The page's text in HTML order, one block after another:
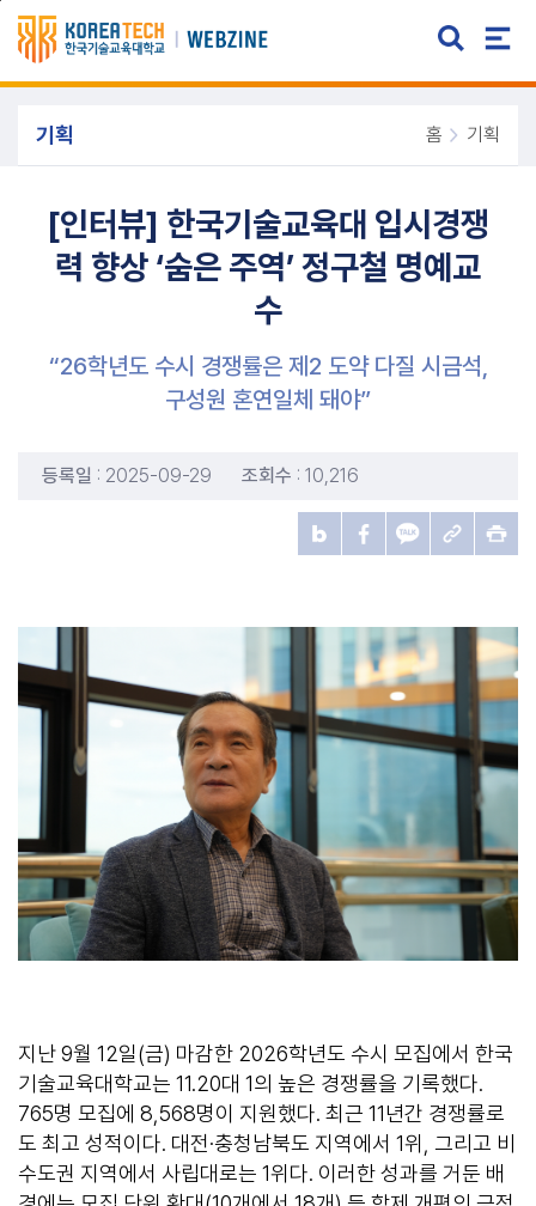
주메뉴 바로가기
본문 바로가기
기획 홈 기획
[인터뷰] 한국기술교육대 입시경쟁
력 향상 ‘숨은 주역’ 정구철 명예교
수
“26학년도 수시 경쟁률은 제2 도약 다질 시금석,
구성원 혼연일체 돼야”
등록일 : 2025-09-29 조회수 : 10,216
지난 9월 12일(금) 마감한 2026학년도 수시 모집에서 한국
기술교육대학교는 11.20대 1의 높은 경쟁률을 기록했다.
765명 모집에 8,568명이 지원했다. 최근 11년간 경쟁률로
도 최고 성적이다. 대전·충청남북도 지역에서 1위, 그리고 비
수도권 지역에서 사립대로는 1위다. 이러한 성과를 거둔 배